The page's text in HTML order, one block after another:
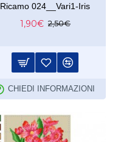
Ricamo 024__Vari1-Iris
1,90€ 2,50€
CHIEDI INFORMAZIONI